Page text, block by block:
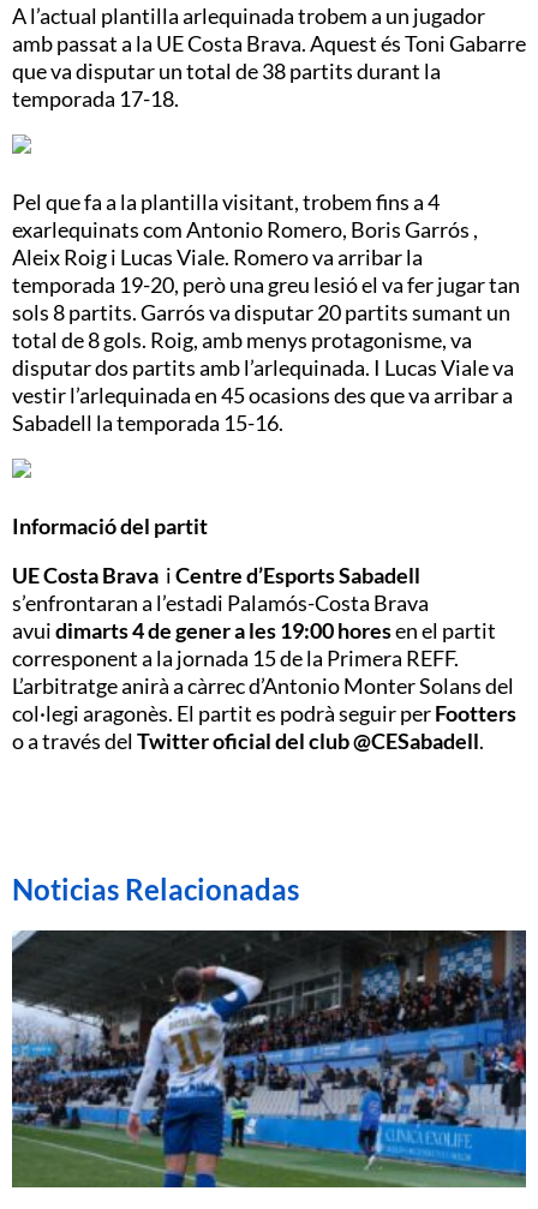
A l’actual plantilla arlequinada trobem a un jugador
amb passat a la UE Costa Brava. Aquest és Toni Gabarre
que va disputar un total de 38 partits durant la
temporada 17-18.
Pel que fa a la plantilla visitant, trobem fins a 4
exarlequinats com Antonio Romero, Boris Garrós ,
Aleix Roig i Lucas Viale. Romero va arribar la
temporada 19-20, però una greu lesió el va fer jugar tan
sols 8 partits. Garrós va disputar 20 partits sumant un
total de 8 gols. Roig, amb menys protagonisme, va
disputar dos partits amb l’arlequinada. I Lucas Viale va
vestir l’arlequinada en 45 ocasions des que va arribar a
Sabadell la temporada 15-16.
Informació del partit
UE Costa Brava iCentre d’Esports Sabadell
s’enfrontaran a l’estadi Palamós-Costa Brava
avuidimarts 4 de gener a les 19:00 horesen el partit
corresponent a la jornada 15 de la Primera REFF.
L’arbitratge anirà a càrrec d’Antonio Monter Solans del
col·legi aragonès. El partit es podrà seguir perFootters
o a través delTwitter oficial del club @CESabadell.
Noticias Relacionadas